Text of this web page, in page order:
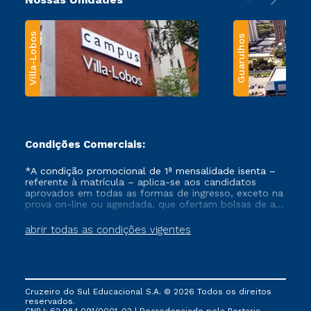
Villa-Lobos Guarulhos
Condições Comerciais:
abrir todas as condições vigentes
*A condição promocional de 1ª mensalidade isenta –
referente à matrícula – aplica-se aos candidatos
aprovados em todas as formas de ingresso, exceto na
prova on-line ou agendada, que ofertam bolsas de até
vigente, que ainda não tenham efetivado e/ou não
tenham cancelado ou trancado sua matrícula em uma
via FIES, Prouni e outros programas governamentais, e
não se acumula com nenhuma outra campanha
ofertada pela Instituição.
Cruzeiro do Sul Educacional S.A. © 2026 Todos os direitos
reservados.